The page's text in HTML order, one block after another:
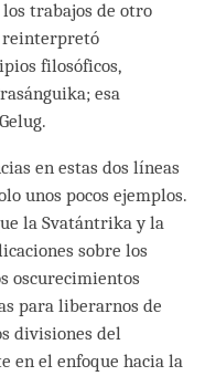
trabajos de otro
reinterpretó
filosóficos,
esa
en estas dos líneas
unos pocos ejemplos.
la Svatántrika y la
sobre los
oscurecimientos
para liberarnos de
divisiones del
en el enfoque hacia la